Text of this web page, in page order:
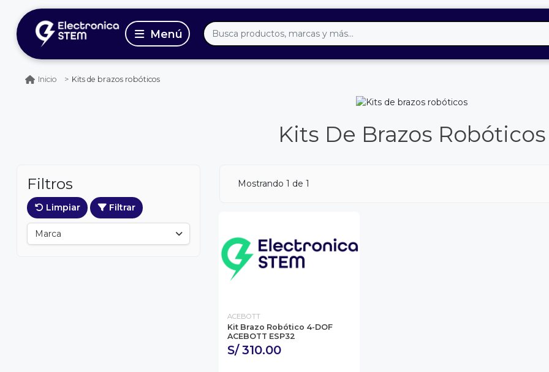
Inicio Kits de brazos robóticos
Kits De Brazos Robóticos
Filtros
Limpiar Filtrar
Marca
Mostrando 1 de 1
ACEBOTT
Kit Brazo Robótico 4-DOF
ACEBOTT ESP32
S/ 310.00